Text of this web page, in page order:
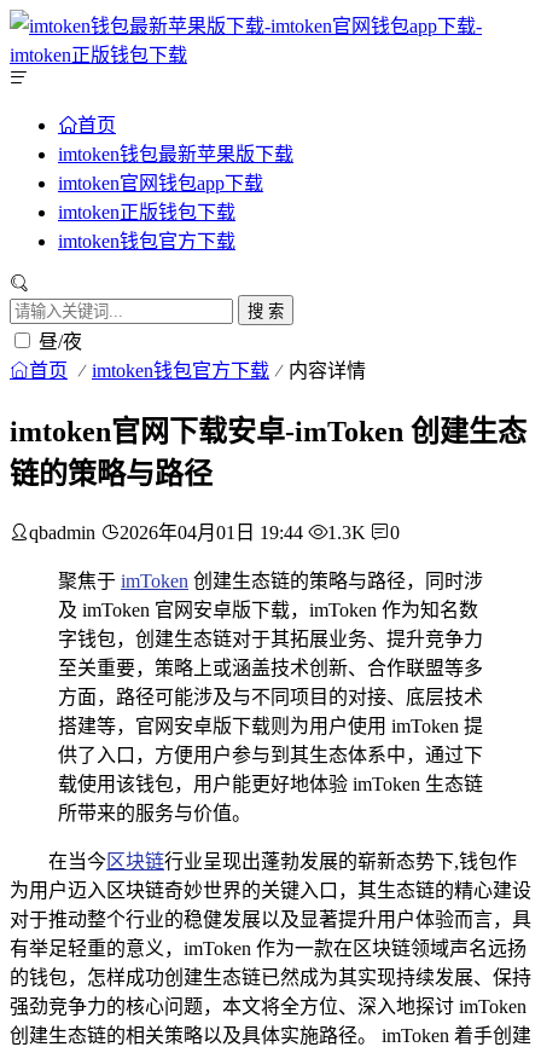
首页
imtoken钱包最新苹果版下载
imtoken官网钱包app下载
imtoken正版钱包下载
imtoken钱包官方下载
搜 索
昼/夜
首页 imtoken钱包官方下载 内容详情
imtoken官网下载安卓-imToken 创建生态
链的策略与路径
qbadmin 2026年04月01日 19:44 1.3K 0
聚焦于 imToken 创建生态链的策略与路径，同时涉
及 imToken 官网安卓版下载，imToken 作为知名数
字钱包，创建生态链对于其拓展业务、提升竞争力
至关重要，策略上或涵盖技术创新、合作联盟等多
方面，路径可能涉及与不同项目的对接、底层技术
搭建等，官网安卓版下载则为用户使用 imToken 提
供了入口，方便用户参与到其生态体系中，通过下
载使用该钱包，用户能更好地体验 imToken 生态链
所带来的服务与价值。
在当今区块链行业呈现出蓬勃发展的崭新态势下,钱包作
为用户迈入区块链奇妙世界的关键入口，其生态链的精心建设
对于推动整个行业的稳健发展以及显著提升用户体验而言，具
有举足轻重的意义，imToken 作为一款在区块链领域声名远扬
的钱包，怎样成功创建生态链已然成为其实现持续发展、保持
强劲竞争力的核心问题，本文将全方位、深入地探讨 imToken
创建生态链的相关策略以及具体实施路径。 imToken 着手创建